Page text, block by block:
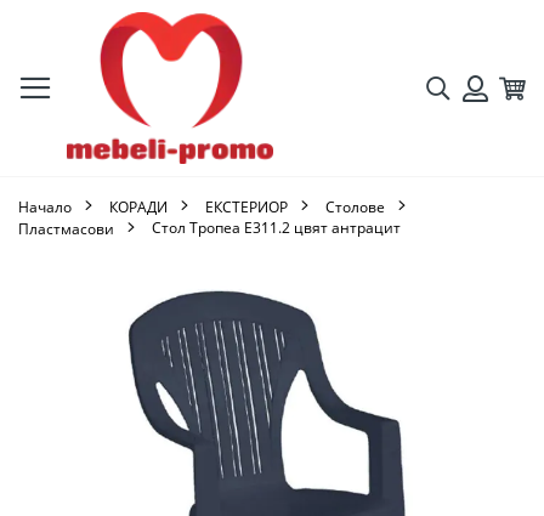
Търсене
Начало КОРАДИ ЕКСТЕРИОР
Столове
Пластмасови
Стол Тропеа Ε311.2 цвят антрацит
изображенията